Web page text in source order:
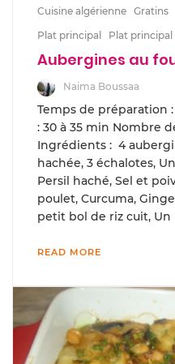
Cuisine algérienne Gratins
Plat principal
Plat principal
Aubergines au
Naima Boussaa
Temps de préparation
: 30 à 35 min Nombre
Ingrédients : 4
hachée, 3 échalotes,
Persil haché, Sel et
poulet, Curcuma,
petit bol de riz cuit, Un
READ MORE